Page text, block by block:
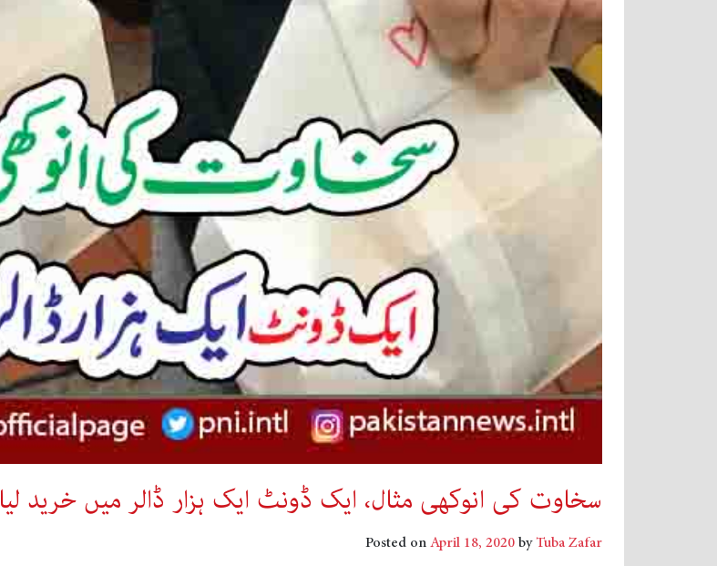
سخاوت کی انوکھی مثال، ایک ڈونٹ ایک ہزار ڈالر میں خرید لیا
Posted onApril 18, 2020byTuba Zafar